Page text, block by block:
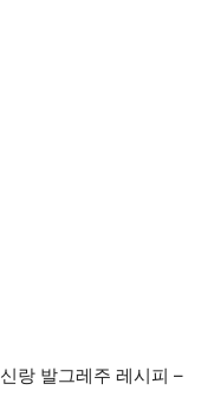
랑 발그레주 레시피 –